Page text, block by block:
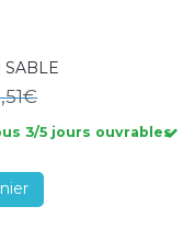
SABLE
3/5 jours ouvrables